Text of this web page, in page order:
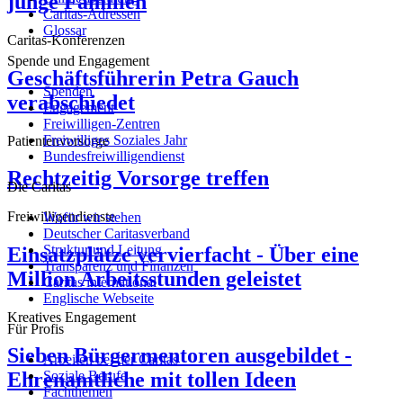
Caritas-Konferenzen
Geschäftsführerin Petra Gauch
verabschiedet
Patientenvorsorge
Rechtzeitig Vorsorge treffen
Freiwilligendienste
Einsatzplätze vervierfacht - Über eine
Million Arbeitsstunden geleistet
Kreatives Engagement
Sieben Bürgermentoren ausgebildet -
Ehrenamtliche mit tollen Ideen
Caritas-Adressen
Glossar
Spende und Engagement
Spenden
Engagement
Freiwilligen-Zentren
Freiwilliges Soziales Jahr
Bundesfreiwilligendienst
Die Caritas
Wofür wir stehen
Deutscher Caritasverband
Struktur und Leitung
Transparenz und Finanzen
Caritas international
Englische Webseite
Für Profis
Arbeiten bei der Caritas
Soziale Berufe
Fachthemen